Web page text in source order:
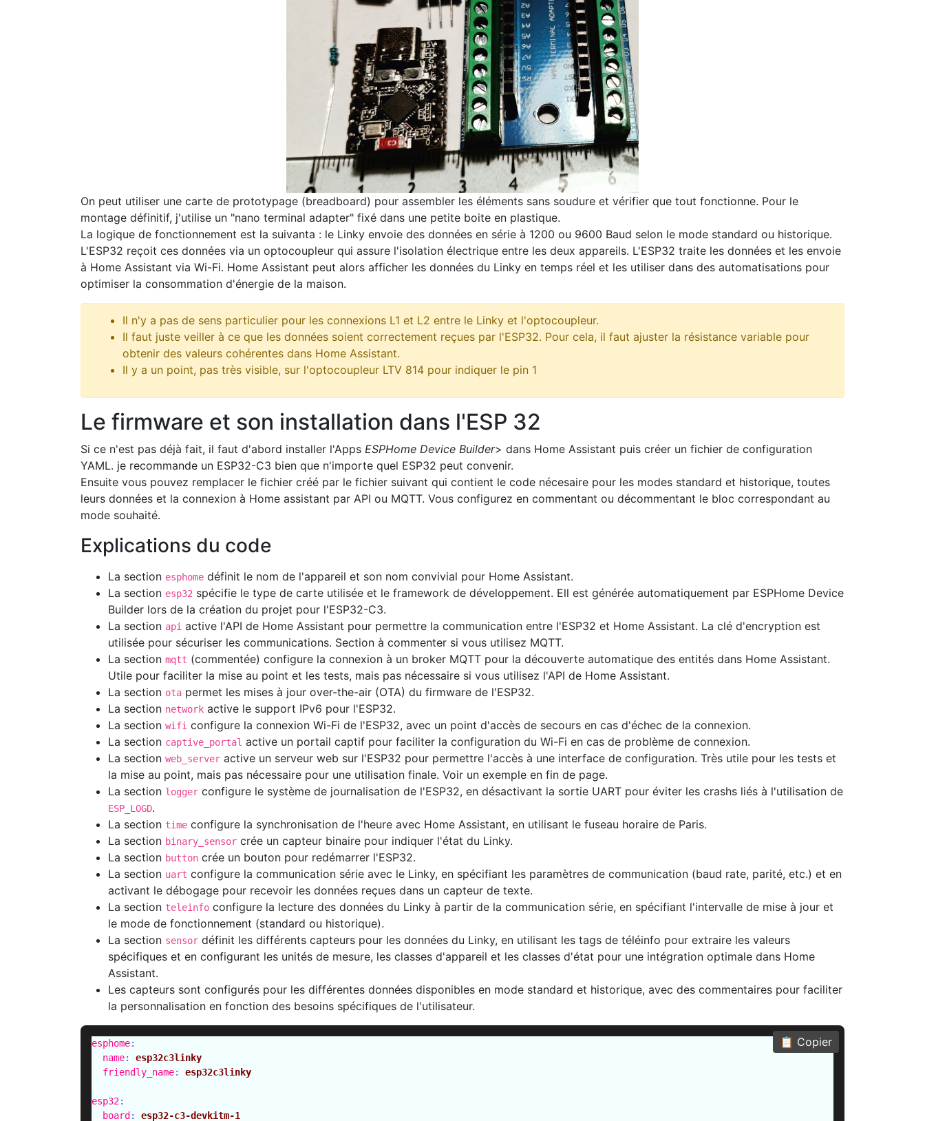
On peut utiliser une carte de prototypage (breadboard) pour assembler les éléments sans soudure et vérifier que tout fonctionne. Pour le
montage définitif, j'utilise un "nano terminal adapter" fixé dans une petite boite en plastique.
La logique de fonctionnement est la suivanta : le Linky envoie des données en série à 1200 ou 9600 Baud selon le mode standard ou historique.
L'ESP32 reçoit ces données via un optocoupleur qui assure l'isolation électrique entre les deux appareils. L'ESP32 traite les données et les envoie
à Home Assistant via Wi-Fi. Home Assistant peut alors afficher les données du Linky en temps réel et les utiliser dans des automatisations pour
optimiser la consommation d'énergie de la maison.
Il n'y a pas de sens particulier pour les connexions L1 et L2 entre le Linky et l'optocoupleur.
Il faut juste veiller à ce que les données soient correctement reçues par l'ESP32. Pour cela, il faut ajuster la résistance variable pour
obtenir des valeurs cohérentes dans Home Assistant.
Il y a un point, pas très visible, sur l'optocoupleur LTV 814 pour indiquer le pin 1
Le firmware et son installation dans l'ESP 32
Si ce n'est pas déjà fait, il faut d'abord installer l'Apps ESPHome Device Builder> dans Home Assistant puis créer un fichier de configuration
YAML. je recommande un ESP32-C3 bien que n'importe quel ESP32 peut convenir.
Ensuite vous pouvez remplacer le fichier créé par le fichier suivant qui contient le code nécesaire pour les modes standard et historique, toutes
leurs données et la connexion à Home assistant par API ou MQTT. Vous configurez en commentant ou décommentant le bloc correspondant au
mode souhaité.
Explications du code
La section esphome définit le nom de l'appareil et son nom convivial pour Home Assistant.
La section esp32 spécifie le type de carte utilisée et le framework de développement. Ell est générée automatiquement par ESPHome Device
Builder lors de la création du projet pour l'ESP32-C3.
La section api active l'API de Home Assistant pour permettre la communication entre l'ESP32 et Home Assistant. La clé d'encryption est
utilisée pour sécuriser les communications. Section à commenter si vous utilisez MQTT.
La section mqtt (commentée) configure la connexion à un broker MQTT pour la découverte automatique des entités dans Home Assistant.
Utile pour faciliter la mise au point et les tests, mais pas nécessaire si vous utilisez l'API de Home Assistant.
La section ota permet les mises à jour over-the-air (OTA) du firmware de l'ESP32.
La section network active le support IPv6 pour l'ESP32.
La section wifi configure la connexion Wi-Fi de l'ESP32, avec un point d'accès de secours en cas d'échec de la connexion.
La section captive_portal active un portail captif pour faciliter la configuration du Wi-Fi en cas de problème de connexion.
La section web_server active un serveur web sur l'ESP32 pour permettre l'accès à une interface de configuration. Très utile pour les tests et
la mise au point, mais pas nécessaire pour une utilisation finale. Voir un exemple en fin de page.
La section logger configure le système de journalisation de l'ESP32, en désactivant la sortie UART pour éviter les crashs liés à l'utilisation de
ESP_LOGD.
La section time configure la synchronisation de l'heure avec Home Assistant, en utilisant le fuseau horaire de Paris.
La section binary_sensor crée un capteur binaire pour indiquer l'état du Linky.
La section button crée un bouton pour redémarrer l'ESP32.
La section uart configure la communication série avec le Linky, en spécifiant les paramètres de communication (baud rate, parité, etc.) et en
activant le débogage pour recevoir les données reçues dans un capteur de texte.
La section teleinfo configure la lecture des données du Linky à partir de la communication série, en spécifiant l'intervalle de mise à jour et
le mode de fonctionnement (standard ou historique).
La section sensor définit les différents capteurs pour les données du Linky, en utilisant les tags de téléinfo pour extraire les valeurs
spécifiques et en configurant les unités de mesure, les classes d'appareil et les classes d'état pour une intégration optimale dans Home
Assistant.
Les capteurs sont configurés pour les différentes données disponibles en mode standard et historique, avec des commentaires pour faciliter
la personnalisation en fonction des besoins spécifiques de l'utilisateur.
📋 Copier
esphome:
name:
esp32c3linky
friendly_name: esp32c3linky
esp32:
board : esp32-c3-devkitm-1